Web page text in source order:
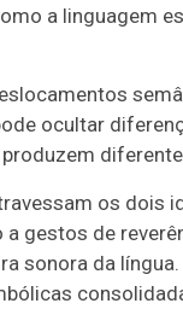
a linguagem
ocultar
os dois
gestos de
da língua.